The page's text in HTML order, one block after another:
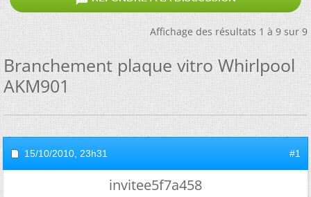
Affichage des résultats 1 à 9 sur 9
Branchement plaque vitro Whirlpool
AKM901
15/10/2010, 23h31 #1
invitee5f7a458